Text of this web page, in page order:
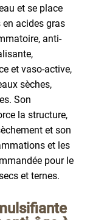
et se place
acides gras
anti-
et vaso-active,
sèches,
Son
la structure,
et son
et les
pour le
et ternes.